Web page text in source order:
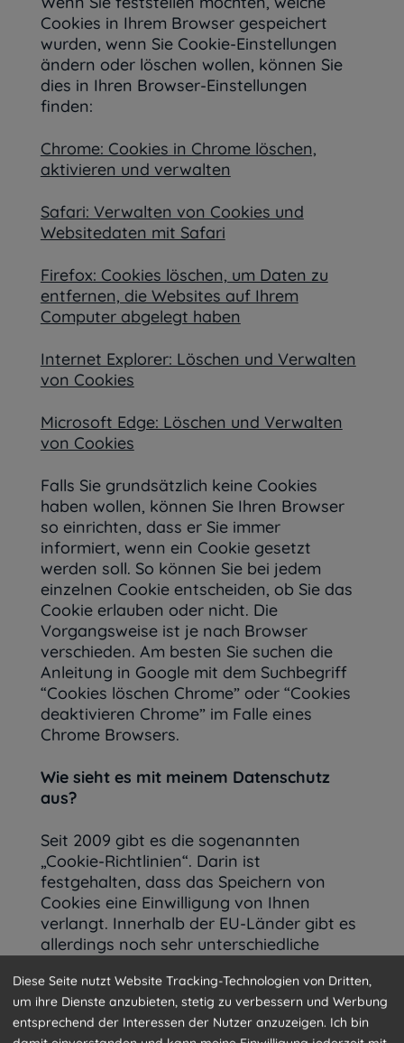
Cookies in Ihrem Browser gespeichert
wurden, wenn Sie Cookie-Einstellungen
ändern oder löschen wollen, können Sie
dies in Ihren Browser-Einstellungen
finden:
Chrome: Cookies in Chrome löschen,
aktivieren und verwalten
Safari: Verwalten von Cookies und
Websitedaten mit Safari
Firefox: Cookies löschen, um Daten zu
entfernen, die Websites auf Ihrem
Computer abgelegt haben
Internet Explorer: Löschen und Verwalten
von Cookies
Microsoft Edge: Löschen und Verwalten
von Cookies
Falls Sie grundsätzlich keine Cookies
haben wollen, können Sie Ihren Browser
so einrichten, dass er Sie immer
informiert, wenn ein Cookie gesetzt
werden soll. So können Sie bei jedem
einzelnen Cookie entscheiden, ob Sie das
Cookie erlauben oder nicht. Die
Vorgangsweise ist je nach Browser
verschieden. Am besten Sie suchen die
Anleitung in Google mit dem Suchbegriff
“Cookies löschen Chrome” oder “Cookies
deaktivieren Chrome” im Falle eines
Chrome Browsers.
Wie sieht es mit meinem Datenschutz
aus?
Seit 2009 gibt es die sogenannten
„Cookie-Richtlinien“. Darin ist
festgehalten, dass das Speichern von
Cookies eine Einwilligung von Ihnen
verlangt. Innerhalb der EU-Länder gibt es
allerdings noch sehr unterschiedliche
Österreich erfolgte aber die Umsetzung
dieser Richtlinie in § 96 Abs. 3 des
Telekommunikationsgesetzes (TKG). In
Diese Seite nutzt Website Tracking-Technologien von Dritten,
um ihre Dienste anzubieten, stetig zu verbessern und Werbung
entsprechend der Interessen der Nutzer anzuzeigen. Ich bin